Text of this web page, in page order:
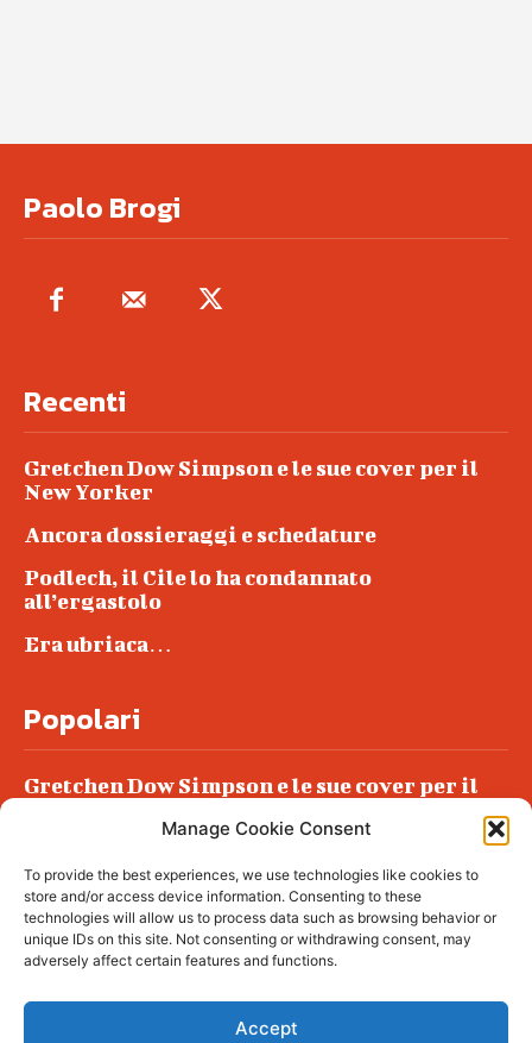
Manage Cookie Consent
To provide the best experiences, we use technologies like cookies to
store and/or access device information. Consenting to these
technologies will allow us to process data such as browsing behavior or
unique IDs on this site. Not consenting or withdrawing consent, may
adversely affect certain features and functions.
Accept
Paolo Brogi
Recenti
Gretchen Dow Simpson e le sue cover per il
New Yorker
Ancora dossieraggi e schedature
Podlech, il Cile lo ha condannato
all’ergastolo
Era ubriaca…
Popolari
Gretchen Dow Simpson e le sue cover per il
Podlech, il Cile lo ha condannato
all’ergastolo
Era ubriaca…